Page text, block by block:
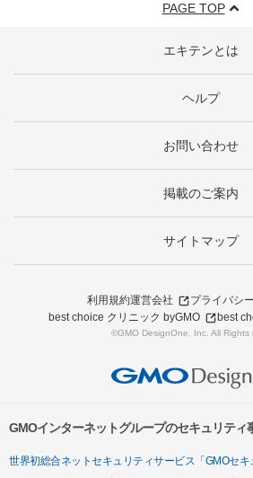
PAGE TOP
エキテンとは
ヘルプ
お問い合わせ
掲載のご案内
サイトマップ
利用規約運営会社
プライバシ
best choice クリニック byGMO
best
©GMO DesignOne, Inc. All Rights
GMOインターネットグループのセキュリティ
世界初総合ネットセキュリティサービス「GMOセキ